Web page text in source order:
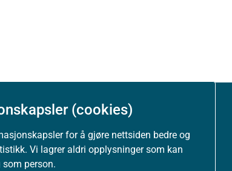
(cookies)
for å gjøre nettsiden bedre og
Vi lagrer aldri opplysninger som kan
person.